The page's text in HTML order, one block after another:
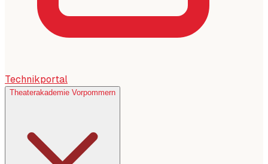
Technikportal
Theaterakademie Vorpommern